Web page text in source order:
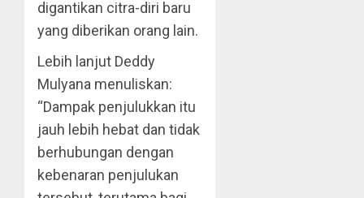
digantikan citra-diri baru
yang diberikan orang lain.
Lebih lanjut Deddy
Mulyana menuliskan:
“Dampak penjulukkan itu
jauh lebih hebat dan tidak
berhubungan dengan
kebenaran penjulukan